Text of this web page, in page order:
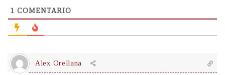
1 COMENTARIO
Alex Orellana